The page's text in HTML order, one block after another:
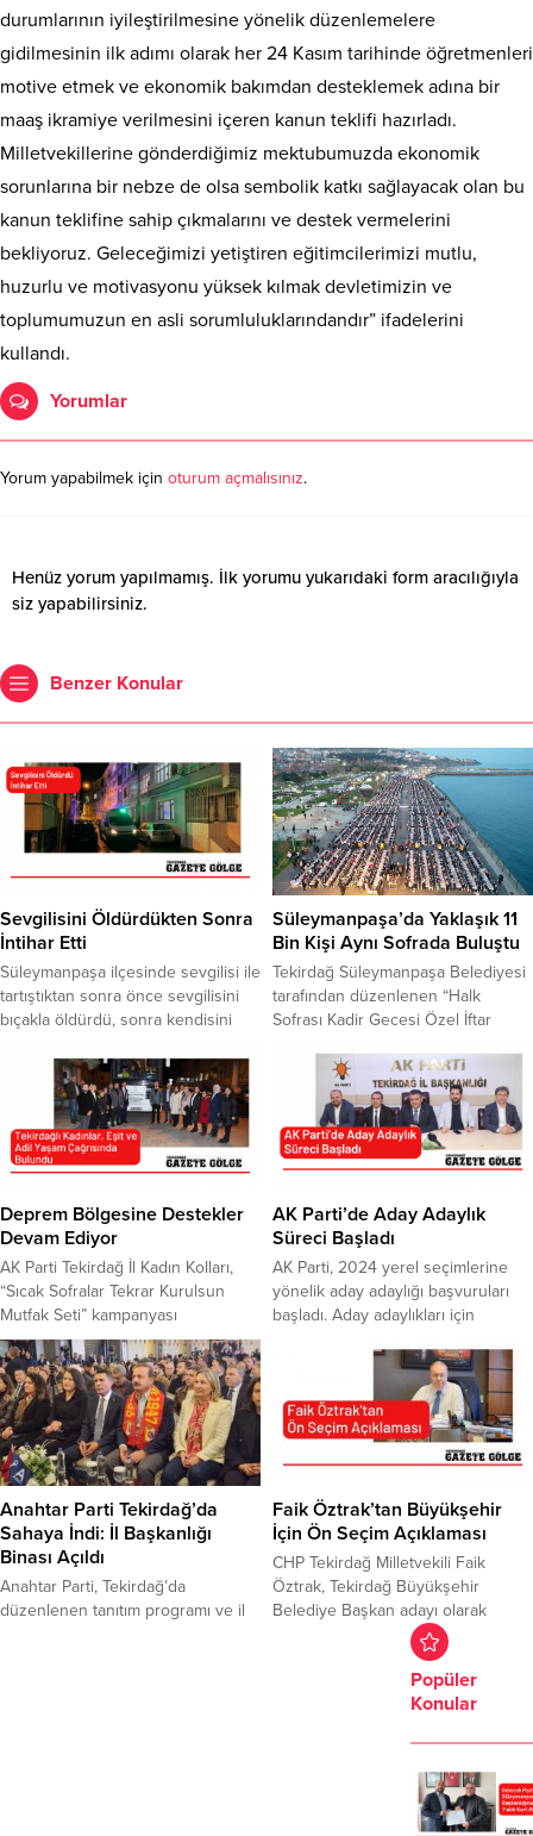
durumlarının iyileştirilmesine yönelik düzenlemelere
gidilmesinin ilk adımı olarak her 24 Kasım tarihinde öğretmenleri
motive etmek ve ekonomik bakımdan desteklemek adına bir
maaş ikramiye verilmesini içeren kanun teklifi hazırladı.
Milletvekillerine gönderdiğimiz mektubumuzda ekonomik
sorunlarına bir nebze de olsa sembolik katkı sağlayacak olan bu
kanun teklifine sahip çıkmalarını ve destek vermelerini
bekliyoruz. Geleceğimizi yetiştiren eğitimcilerimizi mutlu,
huzurlu ve motivasyonu yüksek kılmak devletimizin ve
toplumumuzun en asli sorumluluklarındandır” ifadelerini
kullandı.
Yorumlar
Yorum yapabilmek için oturum açmalısınız.
Henüz yorum yapılmamış. İlk yorumu yukarıdaki form aracılığıyla
siz yapabilirsiniz.
Benzer Konular
Sevgilisini Öldürdükten Sonra
İntihar Etti
Süleymanpaşa ilçesinde sevgilisi ile
tartıştıktan sonra önce sevgilisini
bıçakla öldürdü, sonra kendisini
Süleymanpaşa ilçesine bağlı
Eskicami – Ortacami
Mahallesi’ndeki bir apartman
dairesinde meydana geldi. İddiaya
göre A.A.’ya(24) ulaşamayan
verdi. İhbarı alan polis ekipleri hızlı
bir şekilde verilen adrese gitti. Polis
ekipleri kapı açılmayınca...
Süleymanpaşa’da Yaklaşık 11
Bin Kişi Aynı Sofrada Buluştu
Tekirdağ Süleymanpaşa Belediyesi
tarafından düzenlenen “Halk
Sofrası Kadir Gecesi Özel İftar
aynı sofrada bir araya getirdi. İlahi
dinletileri, semazen gösterileri ve
geleneksel Ramazan etkinliklerinin
yer aldığı programda vatandaşlar
hem iftar yaptı hem de gecenin
Sahil dolgu alanında
gerçekleştirilen iftar programına
binlerce...
Deprem Bölgesine Destekler
Devam Ediyor
AK Parti Tekirdağ İl Kadın Kolları,
“Sıcak Sofralar Tekrar Kurulsun
Mutfak Seti” kampanyası
kapsamında deprem bölgesine
destekleri devam ettiriyor. Konuyla
ilgili açıklamada bulunan Kadın
Kolları Başkanı Nihal Köşdere,
yaşanan depremler sonrası
teşkilatların ilk günden itibaren
depremin yaşandığı illerde
seferber olduklarını
belirtti.Depremden etkilenen
vatandaşların çadır kent ve
konteyner kentlerde ziyaret
ederek...
AK Parti’de Aday Adaylık
Süreci Başladı
AK Parti, 2024 yerel seçimlerine
yönelik aday adaylığı başvuruları
başladı. Aday adaylıkları için
insani ihtiyaçların karşılanması için
AFAD’a yapılacak AK Parti Tekirdağ
İl Başkanlığı binasında yerel
seçimler ve başvurulara ilişkin
basın açıklaması yapan İl Başkanı
hedefleri anlattı. 9 Kasım ve 17
Kasım...
Anahtar Parti Tekirdağ’da
Sahaya İndi: İl Başkanlığı
Binası Açıldı
Anahtar Parti, Tekirdağ’da
düzenlenen tanıtım programı ve il
Faik Öztrak’tan Büyükşehir
İçin Ön Seçim Açıklaması
CHP Tekirdağ Milletvekili Faik
Öztrak, Tekirdağ Büyükşehir
Belediye Başkan adayı olarak
Candan Yüceer’in belirlenmesinin
ardından yaşanan tartışmalara
ilişkin değerlendirmede bulundu.
Öztrak; “Tekirdağ’da bir ön seçim
olması, genel merkezin böyle bir
karar vermiş olması, Cumhuriyet
Halk Partisi’nin tüm mensuplarının
Popüler
Konular